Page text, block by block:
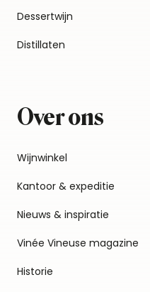
Dessertwijn
Distillaten
Over ons
Wijnwinkel
Kantoor & expeditie
Nieuws & inspiratie
Vinée Vineuse magazine
Historie